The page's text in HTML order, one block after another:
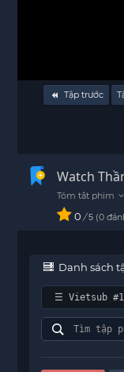
Tập trước
0 / 5 0
Danh sách